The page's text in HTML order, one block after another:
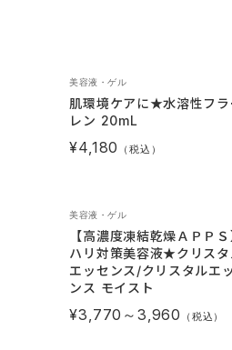
肌環境ケアに★水溶性フラ
レン 20mL
美容液・ゲル
¥4,180 （税込）
【高濃度凍結乾燥ＡＰＰＳ
ハリ対策美容液★クリスタ
エッセンス/クリスタルエ
ンス モイスト
美容液・ゲル
¥3,770～3,960 （税込）